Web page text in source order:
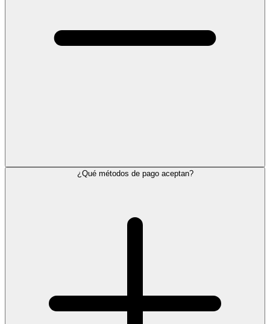
¿Qué métodos de pago aceptan?